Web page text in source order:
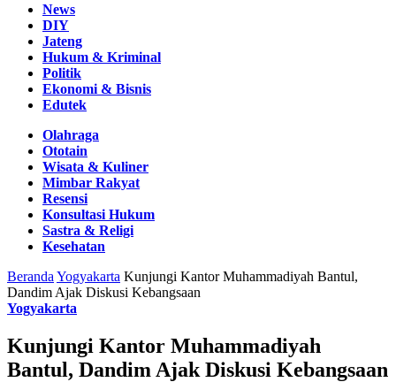
News
DIY
Jateng
Hukum & Kriminal
Politik
Ekonomi & Bisnis
Edutek
Olahraga
Ototain
Wisata & Kuliner
Mimbar Rakyat
Resensi
Konsultasi Hukum
Sastra & Religi
Kesehatan
Beranda Yogyakarta Kunjungi Kantor Muhammadiyah Bantul,
Dandim Ajak Diskusi Kebangsaan
Yogyakarta
Kunjungi Kantor Muhammadiyah
Bantul, Dandim Ajak Diskusi Kebangsaan